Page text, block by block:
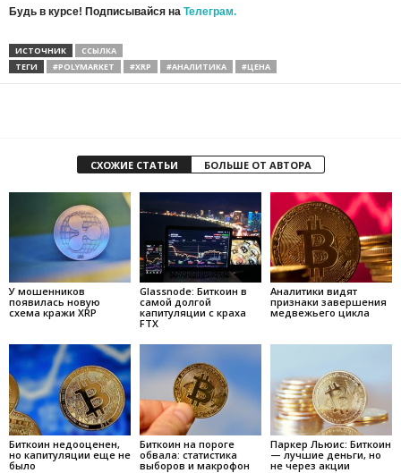
Будь в курсе! Подписывайся на Телеграм.
ИСТОЧНИК
ССЫЛКА
ТЕГИ
#POLYMARKET #XRP #АНАЛИТИКА #ЦЕНА
СХОЖИЕ СТАТЬИ БОЛЬШЕ ОТ АВТОРА
У мошенников
появилась новую
схема кражи XRP
Glassnode: Биткоин в
самой долгой
капитуляции с краха
FTX
Аналитики видят
признаки завершения
медвежьего цикла
Биткоин недооценен,
но капитуляции еще не
было
Биткоин на пороге
обвала: статистика
выборов и макрофон
Паркер Льюис: Биткоин
— лучшие деньги, но
не через акции